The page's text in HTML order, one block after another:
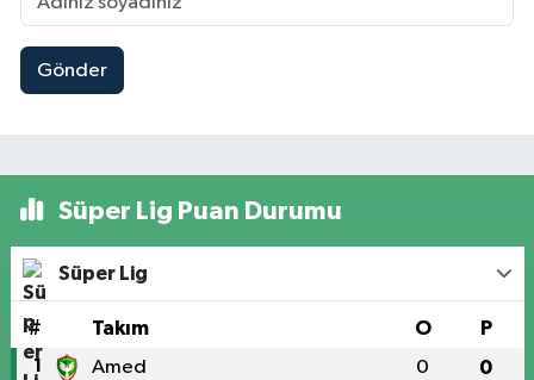
Gönder
Süper Lig Puan Durumu
Süper Lig
# Takım O P
1 Amed 0 0